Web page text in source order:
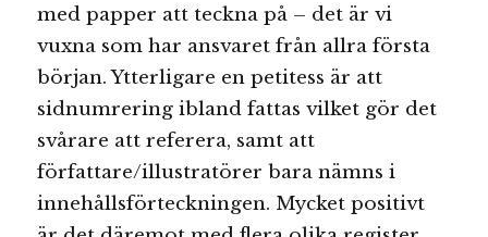
med papper att teckna på – det är vi
vuxna som har ansvaret från allra första
början. Ytterligare en petitess är att
sidnumrering ibland fattas vilket gör det
svårare att referera, samt att
författare/illustratörer bara nämns i
innehållsförteckningen. Mycket positivt